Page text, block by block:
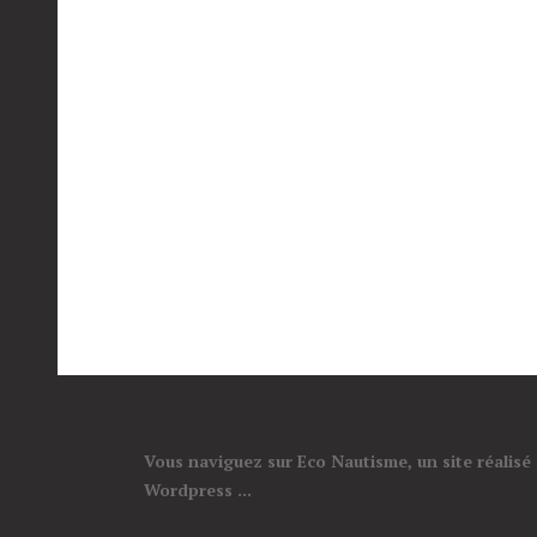
Vous naviguez sur Eco Nautisme, un site
Wordpress ...